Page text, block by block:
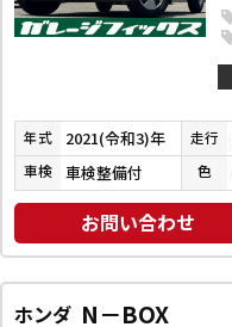
年式 2021(令和3)年 走行
車検 車検整備付 色
お問い合わせ
ホンダ N－BOX